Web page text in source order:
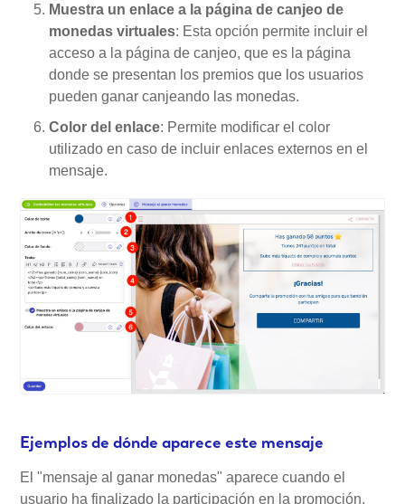
Muestra un enlace a la página de canjeo de
monedas virtuales: Esta opción permite incluir el
acceso a la página de canjeo, que es la página
donde se presentan los premios que los usuarios
pueden ganar canjeando las monedas.
Color del enlace: Permite modificar el color
utilizado en caso de incluir enlaces externos en el
mensaje.
Ejemplos de dónde aparece este mensaje
El "mensaje al ganar monedas" aparece cuando el
usuario ha finalizado la participación en la promoción,